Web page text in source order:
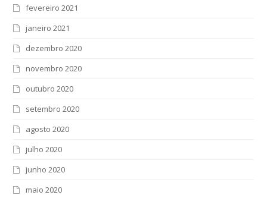
fevereiro 2021
janeiro 2021
dezembro 2020
novembro 2020
outubro 2020
setembro 2020
agosto 2020
julho 2020
junho 2020
maio 2020